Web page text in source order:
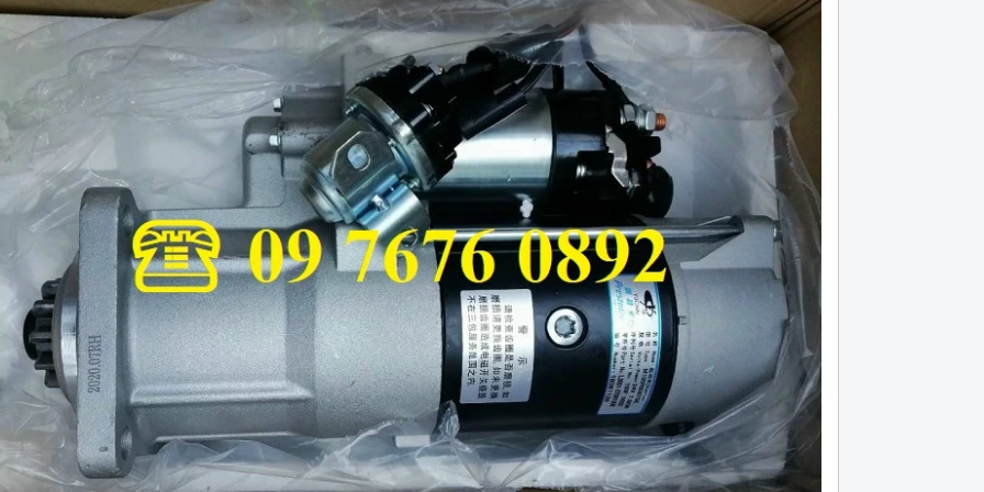
hơi sau cabin chenglong
(24/7): 0976.760.892
LÁ CÔN HYUNDAI COUNTY BẢN 300, 14
RĂNG ÓC 35MM CHÍNH HNAGX
Hotline (24/7): 0976.760.892
lá côn huyndai hd 120 máy d6ga bản 395,
18 răng
Hotline (24/7): 0976.760.892